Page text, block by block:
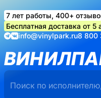
7 лет работы, 400+
Бесплатная доставка от 5
info@vinylpark.ru8 800